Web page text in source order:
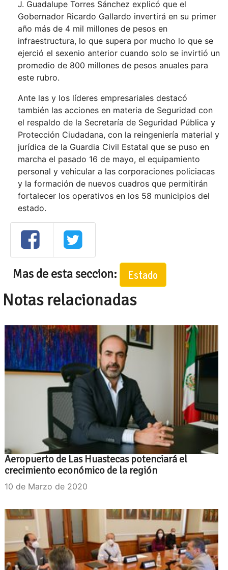
J. Guadalupe Torres Sánchez explicó que el
Gobernador Ricardo Gallardo invertirá en su primer
año más de 4 mil millones de pesos en
infraestructura, lo que supera por mucho lo que se
ejerció el sexenio anterior cuando solo se invirtió un
promedio de 800 millones de pesos anuales para
este rubro.
Ante las y los líderes empresariales destacó
también las acciones en materia de Seguridad con
el respaldo de la Secretaría de Seguridad Pública y
Protección Ciudadana, con la reingeniería material y
jurídica de la Guardia Civil Estatal que se puso en
marcha el pasado 16 de mayo, el equipamiento
personal y vehicular a las corporaciones policiacas
y la formación de nuevos cuadros que permitirán
fortalecer los operativos en los 58 municipios del
estado.
Mas de esta seccion: Estado
Notas relacionadas
Aeropuerto de Las Huastecas potenciará el
crecimiento económico de la región
10 de Marzo de 2020